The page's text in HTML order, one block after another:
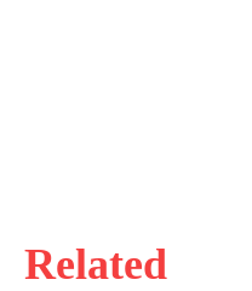
Related